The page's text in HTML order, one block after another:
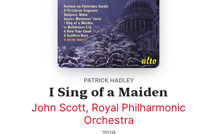
Rechercher
PATRICK HADLEY
I Sing of a Maiden
John Scott, Royal Philharmonic
Orchestra